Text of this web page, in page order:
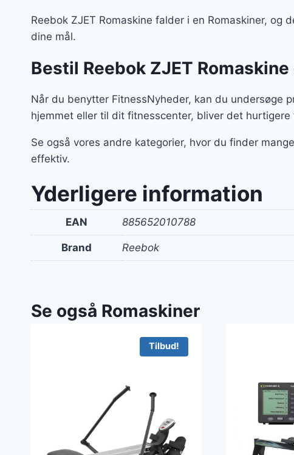
Reebok ZJET Romaskine falder i en Romaskiner,
dine mål.
Bestil Reebok ZJET
Når du benytter FitnessNyheder, kan du undersøge
hjemmet eller til dit fitnesscenter, bliver det
Se også vores andre kategorier, hvor du finder
effektiv.
Yderligere information
EAN 885652010788
Brand Reebok
Se også Romaskiner
Tilbud!